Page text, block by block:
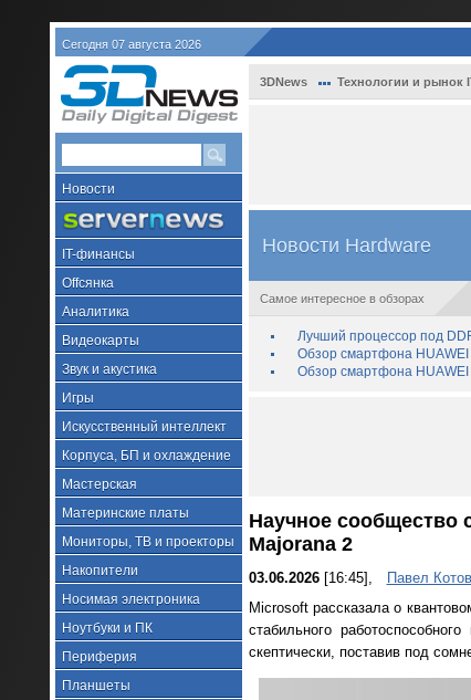
Сегодня 07 августа 2026
Новости
IT-финансы
Offсянка
Аналитика
Видеокарты
Звук и акустика
Игры
Искусственный интеллект
Корпуса, БП и охлаждение
Мастерская
Материнские платы
Мониторы, ТВ и проекторы
Накопители
Носимая электроника
Ноутбуки и ПК
Периферия
Планшеты
3DNews Технологии и рынок
Новости Hardware
Самое интересное в обзорах
Лучший процессор под
Обзор смартфона HUAWEI
Обзор смартфона
Научное сообщество
Majorana 2
03.06.2026[16:45],
Павел Котов
Microsoft рассказала о
стабильного
скептически, поставив под